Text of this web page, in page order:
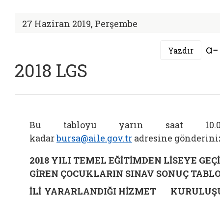
27 Haziran 2019, Perşembe
Yazdır
2018 LGS
Bu tabloyu yarın saat
kadarbursa@aile.gov.tr adresine
2018 YILI TEMEL EĞİTİMDEN LİSEYE
GİREN ÇOCUKLARIN SINAV SONUÇ
İLİ YARARLANDIĞI HİZMET